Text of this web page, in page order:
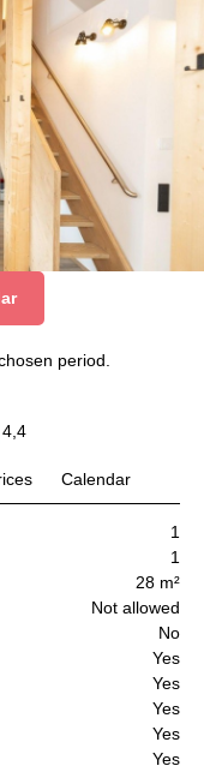
period.
4,4
Calendar
1
1
28 m²
Not allowed
No
Yes
Yes
Yes
Yes
Yes